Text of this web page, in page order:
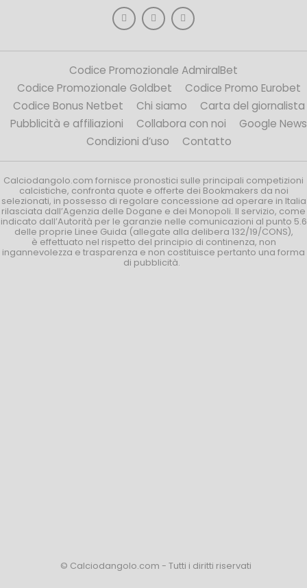
Codice Promozionale AdmiralBet
Codice Promozionale Goldbet
Codice Promo Eurobet
Codice Bonus Netbet
Chi siamo
Carta del giornalista
Pubblicità e affiliazioni
Collabora con noi
Google News
Condizioni d’uso
Contatto
Calciodangolo.com fornisce pronostici sulle principali competizioni
calcistiche, confronta quote e offerte dei Bookmakers da noi
selezionati, in possesso di regolare concessione ad operare in Italia
rilasciata dall’Agenzia delle Dogane e dei Monopoli. Il servizio, come
indicato dall’Autorità per le garanzie nelle comunicazioni al punto 5.6
delle proprie Linee Guida (allegate alla delibera 132/19/CONS),
è effettuato nel rispetto del principio di continenza, non
ingannevolezza e trasparenza e non costituisce pertanto una forma
di pubblicità.
© Calciodangolo.com - Tutti i diritti riservati